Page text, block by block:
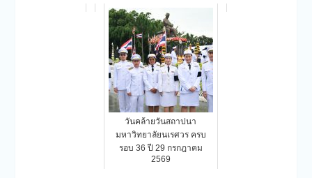
วันคล้ายวันสถาปนา
มหาวิทยาลัยนเรศวร ครบ
รอบ 36 ปี 29 กรกฎาคม
2569